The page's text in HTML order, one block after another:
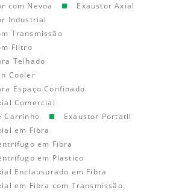
com Nevoa
Exaustor Axial
Industrial
Transmissão
Filtro
Telhado
Cooler
Espaço Confinado
Comercial
Carrinho
Exaustor Portatil
em Fibra
em Fibra
em Plastico
Enclausurado em Fibra
em Fibra com Transmissão